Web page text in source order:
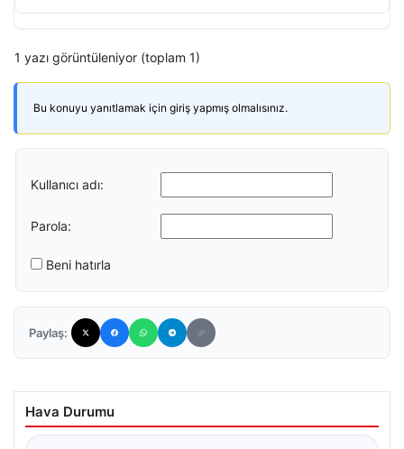
1 yazı görüntüleniyor (toplam 1)
Bu konuyu yanıtlamak için giriş yapmış olmalısınız.
Kullanıcı adı:
Parola:
Beni hatırla
Paylaş:
Hava Durumu